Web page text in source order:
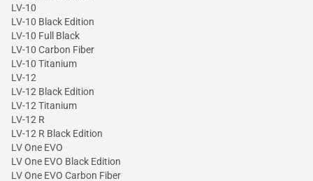
LV-10
LV-10 Black Edition
LV-10 Full Black
LV-10 Carbon Fiber
LV-10 Titanium
LV-12
LV-12 Black Edition
LV-12 Titanium
LV-12 R
LV-12 R Black Edition
LV One EVO
LV One EVO Black Edition
LV One EVO Carbon Fiber